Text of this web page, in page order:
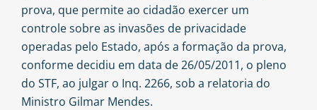
prova, que permite ao cidadão exercer um
controle sobre as invasões de privacidade
operadas pelo Estado, após a formação da prova,
conforme decidiu em data de 26/05/2011, o pleno
do STF, ao julgar o Inq. 2266, sob a relatoria do
Ministro Gilmar Mendes.